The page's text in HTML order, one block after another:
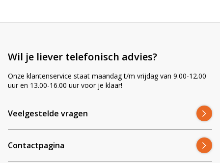
Wil je liever telefonisch advies?
Onze klantenservice staat maandag t/m vrijdag van 9.00-12.00
uur en 13.00-16.00 uur voor je klaar!
Veelgestelde vragen
Contactpagina
l
a
t
v
e
: